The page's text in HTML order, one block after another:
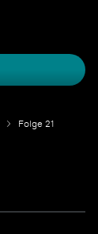
Folge 21